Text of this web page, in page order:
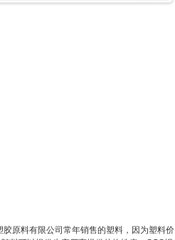
原料有限公司常年销售的塑料，因为塑料价